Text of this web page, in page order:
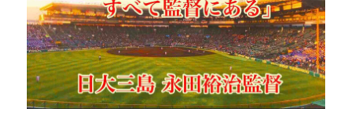
永
田
裕
治
監
督
に
島
永
田
裕
治
監
督